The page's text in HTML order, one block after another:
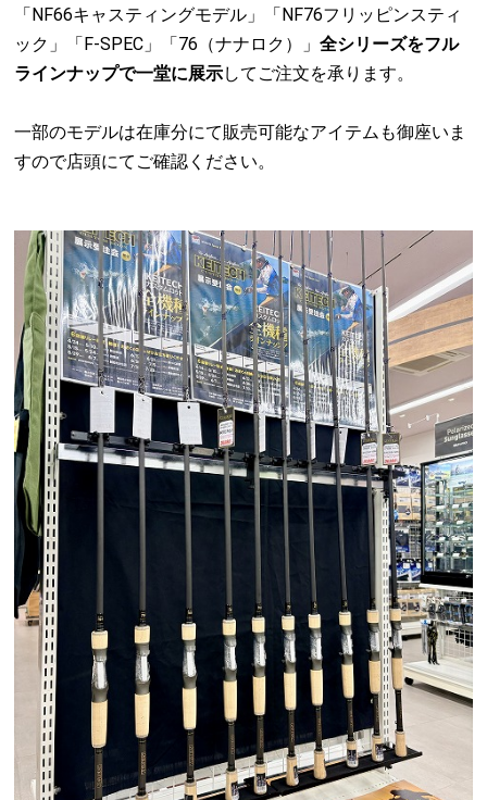
「NF66キャスティングモデル」「NF76フリッピンスティ
ック」「F-SPEC」「76（ナナロク）」全シリーズをフル
ラインナップで一堂に展示してご注文を承ります。
一部のモデルは在庫分にて販売可能なアイテムも御座いま
すので店頭にてご確認ください。